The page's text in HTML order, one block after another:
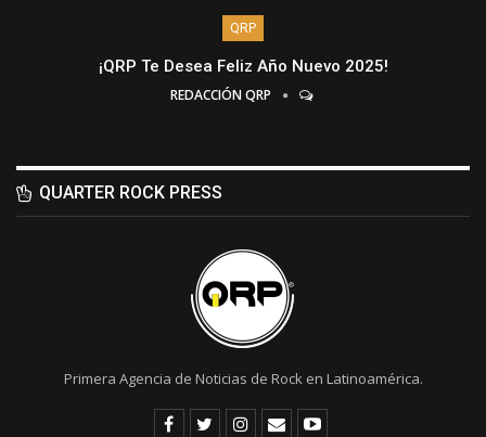
QRP
¡QRP Te Desea Feliz Año Nuevo 2025!
REDACCIÓN QRP
QUARTER ROCK PRESS
Primera Agencia de Noticias de Rock en Latinoamérica.